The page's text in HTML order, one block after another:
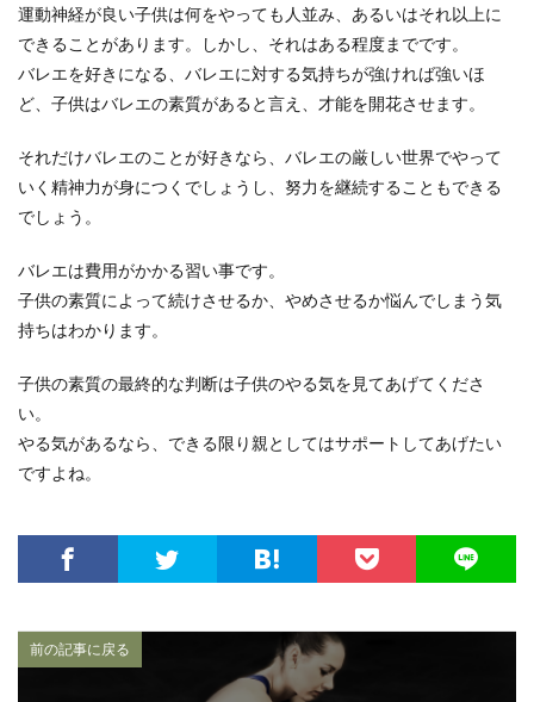
運動神経が良い子供は何をやっても人並み、あるいはそれ以上に
できることがあります。しかし、それはある程度までです。
バレエを好きになる、バレエに対する気持ちが強ければ強いほ
ど、子供はバレエの素質があると言え、才能を開花させます。
それだけバレエのことが好きなら、バレエの厳しい世界でやって
いく精神力が身につくでしょうし、努力を継続することもできる
でしょう。
バレエは費用がかかる習い事です。
子供の素質によって続けさせるか、やめさせるか悩んでしまう気
持ちはわかります。
子供の素質の最終的な判断は子供のやる気を見てあげてくださ
い。
やる気があるなら、できる限り親としてはサポートしてあげたい
ですよね。
前の記事に戻る